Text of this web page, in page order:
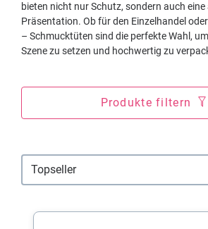
bieten nicht nur Schutz, sondern auch
Präsentation. Ob für den Einzelhandel
– Schmucktüten sind die perfekte Wahl,
Szene zu setzen und hochwertig zu
Produkte filtern